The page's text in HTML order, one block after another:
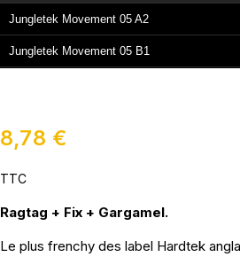
Jungletek Movement 05 A2
Jungletek Movement 05 B1
8,78 €
TTC
Ragtag + Fix + Gargamel.
Le plus frenchy des label Hardtek